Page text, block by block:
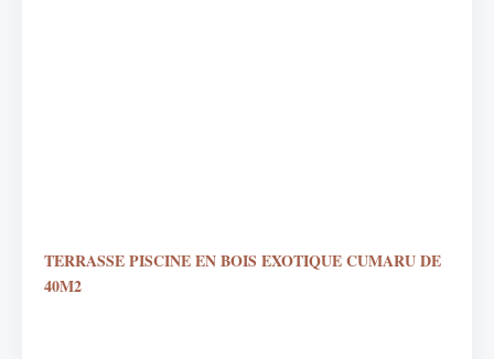
TERRASSE PISCINE EN BOIS EXOTIQUE CUMARU DE
40M2